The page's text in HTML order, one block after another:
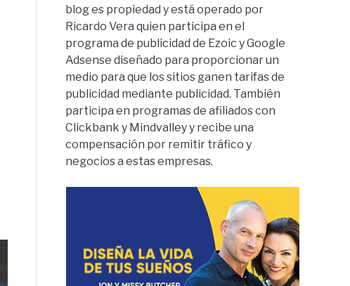
blog es propiedad y está operado por
Ricardo Vera quien participa en el
programa de publicidad de Ezoic y Google
Adsense diseñado para proporcionar un
medio para que los sitios ganen tarifas de
publicidad mediante publicidad. También
participa en programas de afiliados con
Clickbank y Mindvalley y recibe una
compensación por remitir tráfico y
negocios a estas empresas.